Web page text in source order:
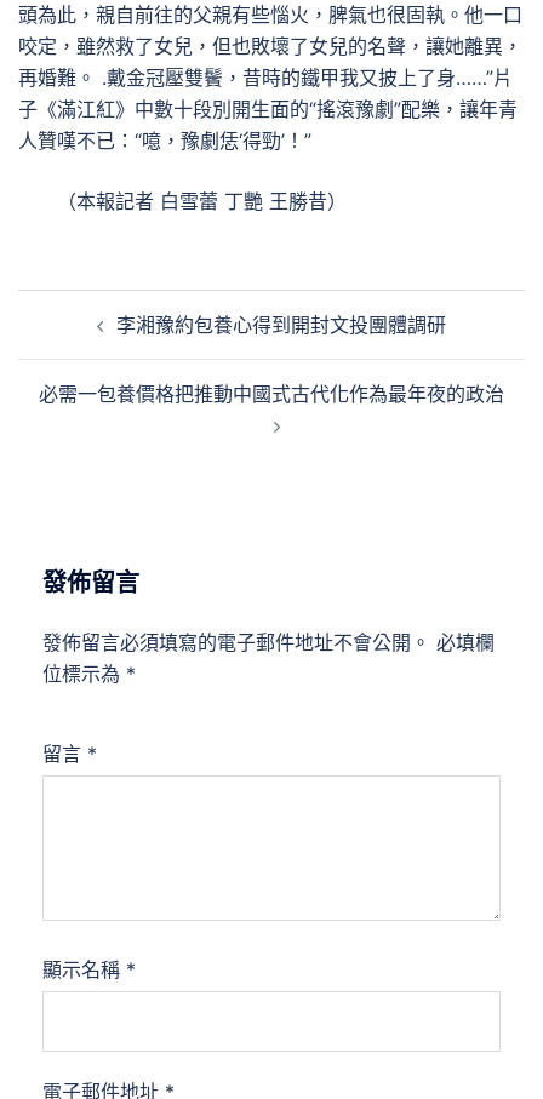
頭為此，親自前往的父親有些惱火，脾氣也很固執。他一口
咬定，雖然救了女兒，但也敗壞了女兒的名聲，讓她離異，
再婚難。 .戴金冠壓雙鬢，昔時的鐵甲我又披上了身……”片
子《滿江紅》中數十段別開生面的“搖滾豫劇”配樂，讓年青
人贊嘆不已：“噫，豫劇恁‘得勁’！”
（本報記者 白雪蕾 丁艷 王勝昔）
覽
李湘豫約包養心得到開封文投團體調研
必需一包養價格把推動中國式古代化作為最年夜的政治
發佈留言
發佈留言必須填寫的電子郵件地址不會公開。 必填欄
位標示為 *
留言 *
顯示名稱 *
電子郵件地址 *